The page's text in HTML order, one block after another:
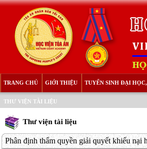
TRANG CHỦ GIỚI THIỆU TUYỂN SINH ĐẠI
THƯ VIỆN TÀI LIỆU
Thư viện tài liệu
Phân định thẩm quyền giải quyết khiếu nại